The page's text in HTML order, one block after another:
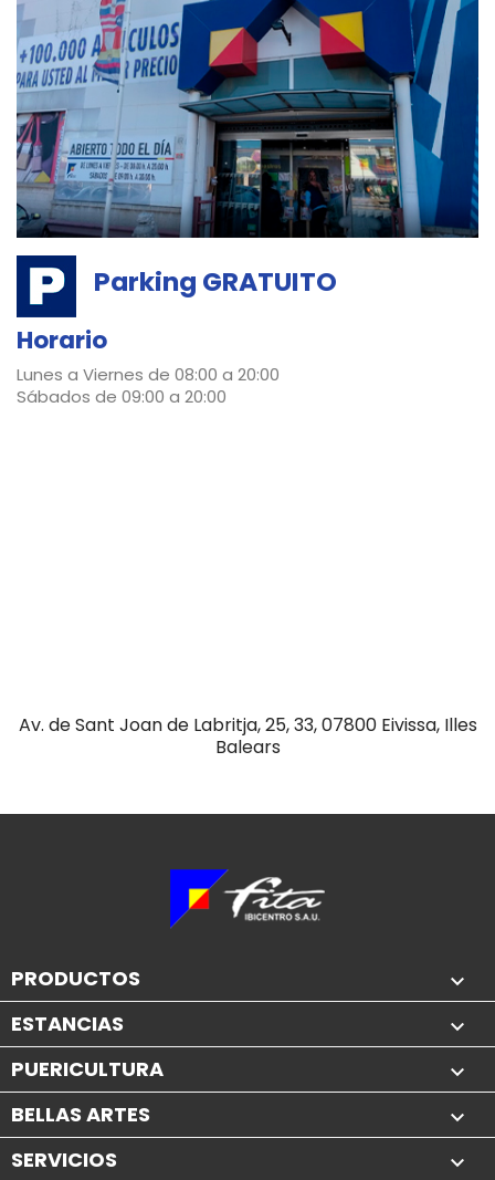
Parking GRATUITO
Horario
Lunes a Viernes de 08:00 a 20:00
Sábados de 09:00 a 20:00
Av. de Sant Joan de Labritja, 25, 33, 07800 Eivissa, Illes
Balears
PRODUCTOS 
ESTANCIAS 
PUERICULTURA 
BELLAS ARTES 
SERVICIOS 